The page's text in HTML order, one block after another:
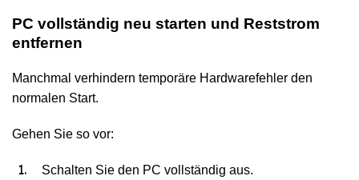
PC vollständig neu starten und Reststrom
entfernen
Manchmal verhindern temporäre Hardwarefehler den
normalen Start.
Gehen Sie so vor:
Schalten Sie den PC vollständig aus.